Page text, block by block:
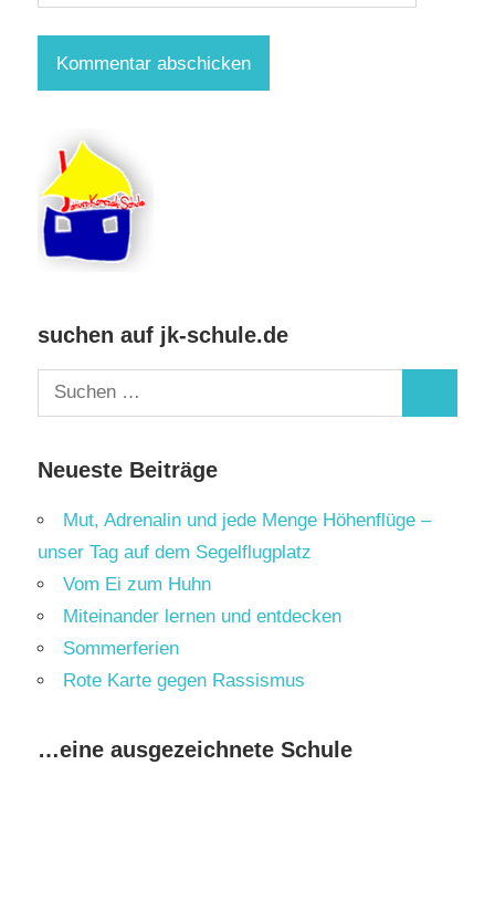
suchen auf jk-schule.de
Suchen
nach:
Neueste Beiträge
Mut, Adrenalin und jede Menge Höhenflüge –
unser Tag auf dem Segelflugplatz
Vom Ei zum Huhn
Miteinander lernen und entdecken
Sommerferien
Rote Karte gegen Rassismus
…eine ausgezeichnete Schule